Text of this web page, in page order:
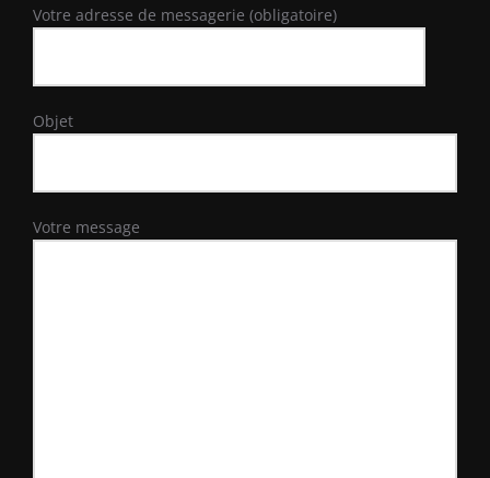
Votre adresse de messagerie (obligatoire)
Objet
Votre message